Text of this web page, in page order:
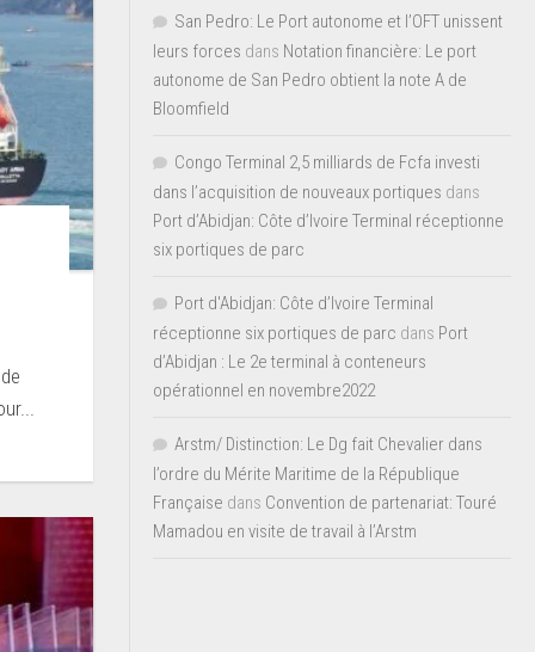
San Pedro: Le Port autonome et l’OFT unissent
leurs forces dans Notation financière: Le port
autonome de San Pedro obtient la note A de
Bloomfield
Congo Terminal 2,5 milliards de Fcfa investi
dans l’acquisition de nouveaux portiques dans
Port d’Abidjan: Côte d’Ivoire Terminal réceptionne
six portiques de parc
Port d'Abidjan: Côte d’Ivoire Terminal
réceptionne six portiques de parc dans Port
d’Abidjan : Le 2e terminal à conteneurs
opérationnel en novembre2022
Arstm/ Distinction: Le Dg fait Chevalier dans
l’ordre du Mérite Maritime de la République
Française dans Convention de partenariat: Touré
Mamadou en visite de travail à l’Arstm